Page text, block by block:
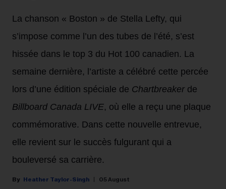
La chanson « Boston » de Stella Lefty, qui
s’impose comme l’un des tubes de l’été, s’est
hissée dans le top 3 du Hot 100 canadien. La
semaine dernière, l’artiste a célébré cette percée
lors d’une édition spéciale de Chartbreaker de
Billboard Canada LIVE, où elle a reçu une plaque
commémorative. Dans cette nouvelle entrevue,
elle revient sur le succès fulgurant qui a
bouleversé sa carrière.
Heather Taylor-Singh 05 August